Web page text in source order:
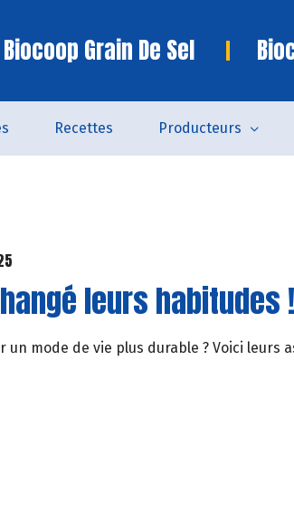
Biocoop Grain De Sel
Recettes Producteurs
leurs habitudes !
un mode de vie plus durable ? Voici